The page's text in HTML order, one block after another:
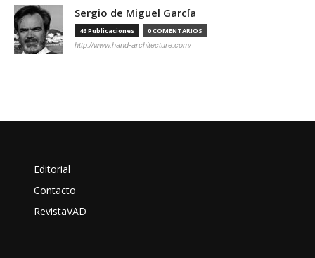
Sergio de Miguel García
46 Publicaciones 0 COMENTARIOS
http://www.hand-architecture.com/
Editorial
Contacto
RevistaVAD